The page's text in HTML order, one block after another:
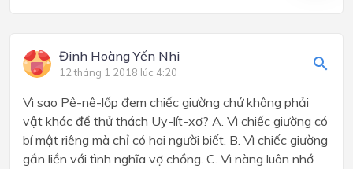
Đinh Hoàng Yến Nhi
12 tháng 1 2018 lúc 4:20
Vì sao Pê-nê-lốp đem chiếc giường chứ không phải
vật khác để thử thách Uy-lít-xơ? A. Vì chiếc giường có
bí mật riêng mà chỉ có hai người biết. B. Vì chiếc giường
gắn liền với tình nghĩa vợ chồng. C. Vì nàng luôn nhớ